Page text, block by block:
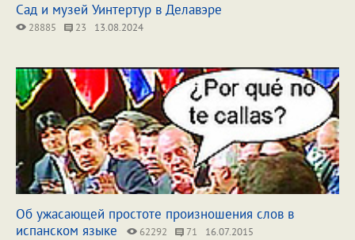
Сад и музей Уинтертур в Делавэре
28885 23 13.08.2024
Об ужасающей простоте произношения слов в
испанском языке
62292 71 16.07.2015